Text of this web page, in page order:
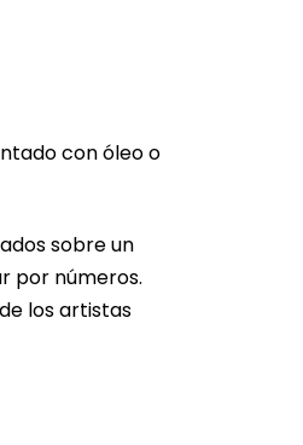
con óleo o
sobre un
por números.
los artistas